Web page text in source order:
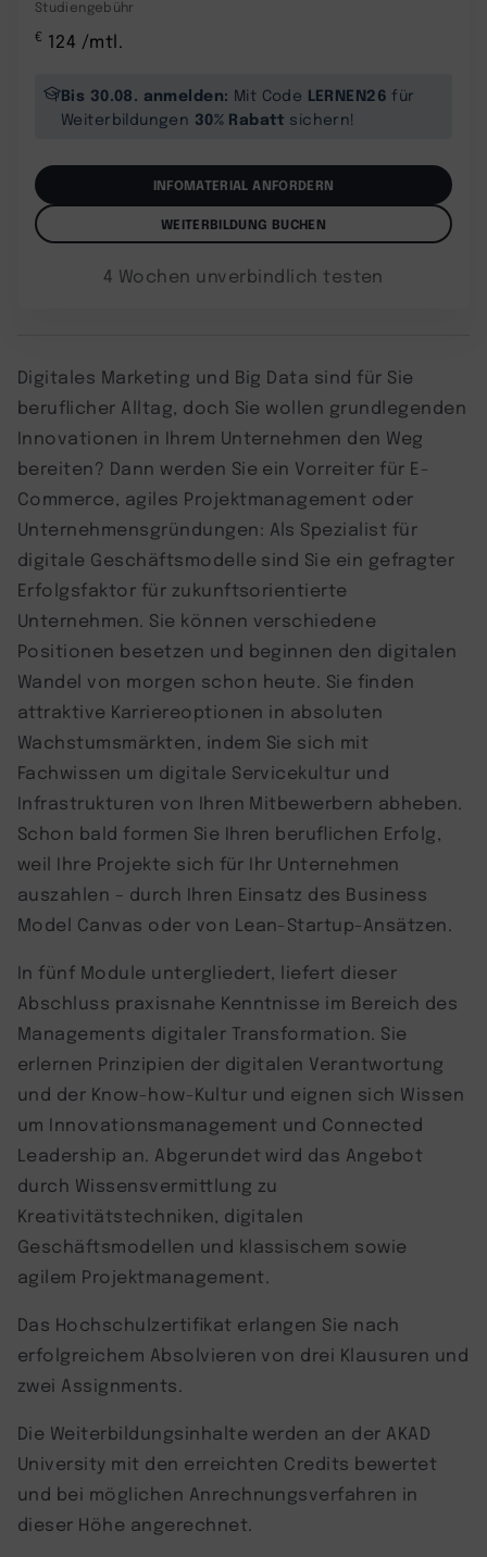
Studiengebühr
€ 124 /mtl.
Bis 30.08. anmelden: Mit Code LERNEN26 für
Weiterbildungen 30% Rabatt sichern!
INFOMATERIAL ANFORDERN
WEITERBILDUNG BUCHEN
4 Wochen unverbindlich testen
Digitales Marketing und Big Data sind für Sie
beruflicher Alltag, doch Sie wollen grundlegenden
Innovationen in Ihrem Unternehmen den Weg
bereiten? Dann werden Sie ein Vorreiter für E-
Commerce, agiles Projektmanagement oder
Unternehmensgründungen: Als Spezialist für
digitale Geschäftsmodelle sind Sie ein gefragter
Erfolgsfaktor für zukunftsorientierte
Unternehmen. Sie können verschiedene
Positionen besetzen und beginnen den digitalen
Wandel von morgen schon heute. Sie finden
attraktive Karriereoptionen in absoluten
Wachstumsmärkten, indem Sie sich mit
Fachwissen um digitale Servicekultur und
Infrastrukturen von Ihren Mitbewerbern abheben.
Schon bald formen Sie Ihren beruflichen Erfolg,
weil Ihre Projekte sich für Ihr Unternehmen
auszahlen – durch Ihren Einsatz des Business
Model Canvas oder von Lean-Startup-Ansätzen.
In fünf Module untergliedert, liefert dieser
Abschluss praxisnahe Kenntnisse im Bereich des
Managements digitaler Transformation. Sie
erlernen Prinzipien der digitalen Verantwortung
und der Know-how-Kultur und eignen sich Wissen
um Innovationsmanagement und Connected
Leadership an. Abgerundet wird das Angebot
durch Wissensvermittlung zu
Kreativitätstechniken, digitalen
Geschäftsmodellen und klassischem sowie
agilem Projektmanagement.
Das Hochschulzertifikat erlangen Sie nach
erfolgreichem Absolvieren von drei Klausuren und
zwei Assignments.
Die Weiterbildungsinhalte werden an der AKAD
University mit den erreichten Credits bewertet
und bei möglichen Anrechnungsverfahren in
dieser Höhe angerechnet.